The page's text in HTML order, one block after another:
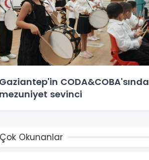
Gaziantep'in CODA&COBA'sında
mezuniyet sevinci
Çok Okunanlar